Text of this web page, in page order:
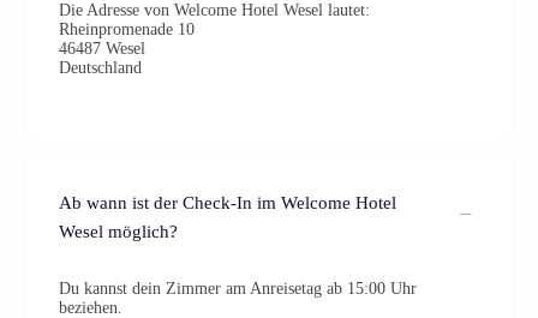
Die Adresse von Welcome Hotel Wesel lautet:
Rheinpromenade 10
46487 Wesel
Deutschland
Ab wann ist der Check-In im Welcome Hotel
Wesel möglich?
Du kannst dein Zimmer am Anreisetag ab 15:00 Uhr
beziehen.